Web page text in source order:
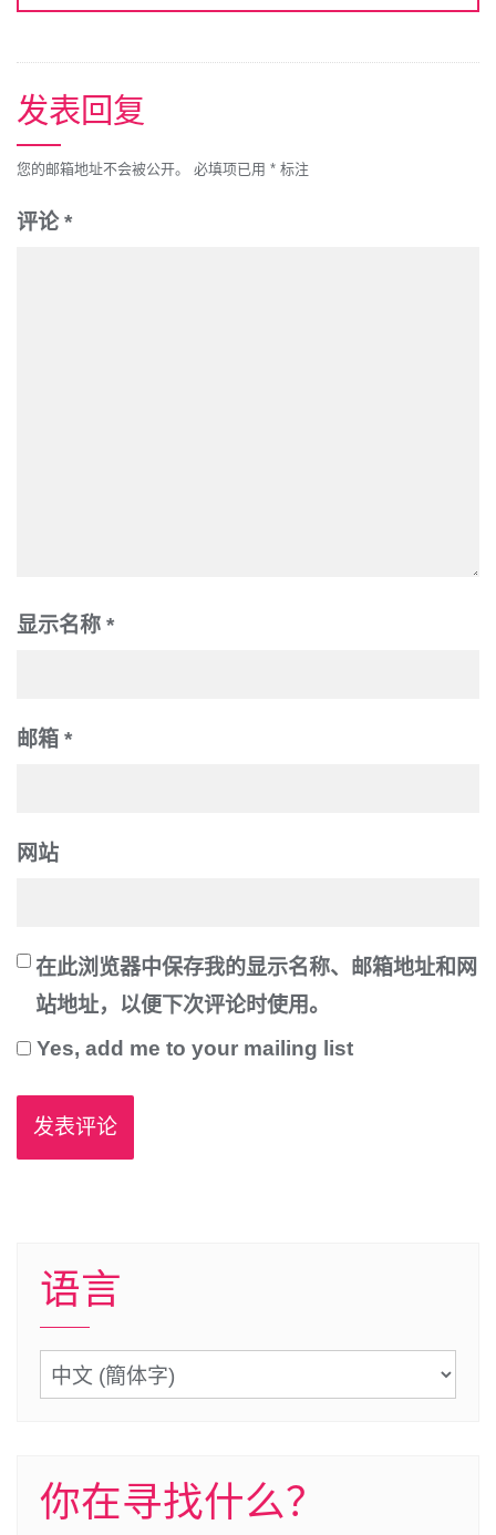
发表回复
您的邮箱地址不会被公开。 必填项已用 * 标注
评论*
显示名称 *
邮箱 *
网站
在此浏览器中保存我的显示名称、邮箱地址和网
站地址，以便下次评论时使用。
Yes, add me to your mailing list
语言
语
言
你在寻找什么？